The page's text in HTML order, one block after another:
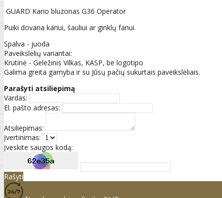
GUARD Kario bluzonas G36 Operator
Puiki dovana kariui, šauliui ar ginklų fanui.
Spalva - juoda
Paveikslėlių variantai:
Krutinė - Geležinis Vilkas, KASP, be logotipo
Galima greita gamyba ir su Jūsų pačių sukurtais paveikslėliais.
Parašyti atsiliepimą
Vardas:
El. pašto adresas:
Atsiliepimas:
Įvertinimas:
Įveskite saugos kodą:
Rašyti